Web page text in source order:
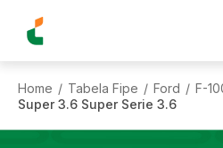
Home / Tabela Fipe / Ford / F-
Super 3.6 Super Serie 3.6